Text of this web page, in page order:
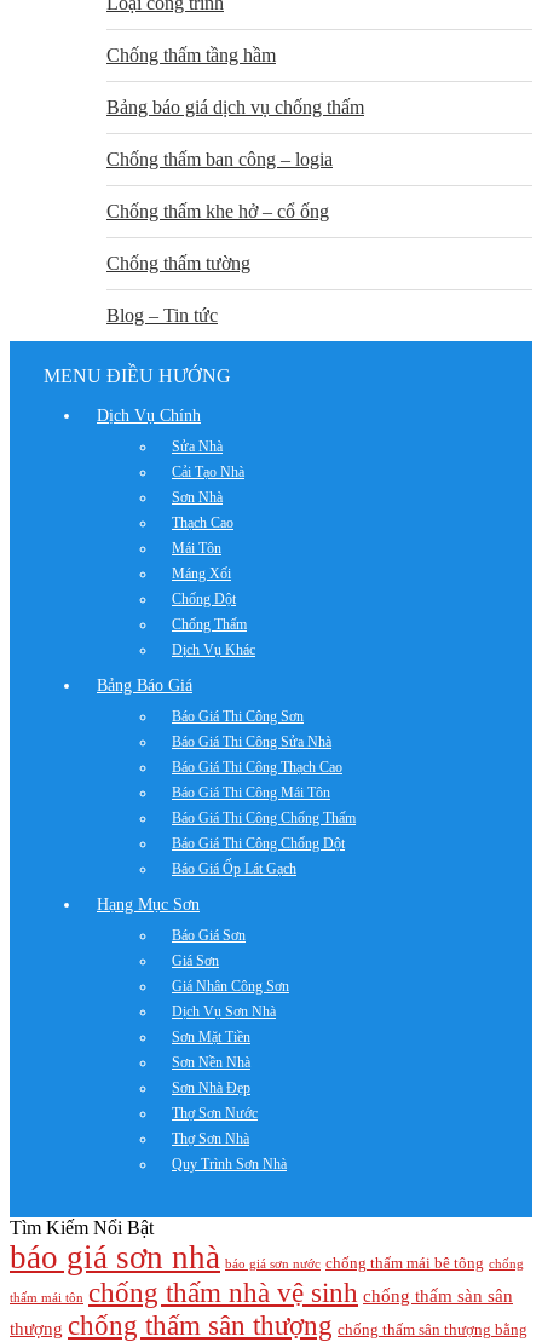
Chống thấm tầng hầm
Bảng báo giá dịch vụ chống thấm
Chống thấm ban công – logia
Chống thấm khe hở – cổ ống
Chống thấm tường
Blog – Tin tức
MENU ĐIỀU HƯỚNG
Dịch Vụ Chính
Sửa Nhà
Cải Tạo Nhà
Sơn Nhà
Thạch Cao
Mái Tôn
Máng Xối
Chống Dột
Chống Thấm
Dịch Vụ Khác
Bảng Báo Giá
Báo Giá Thi Công Sơn
Báo Giá Thi Công Sửa Nhà
Báo Giá Thi Công Thạch Cao
Báo Giá Thi Công Mái Tôn
Báo Giá Thi Công Chống Thấm
Báo Giá Thi Công Chống Dột
Báo Giá Ốp Lát Gạch
Hạng Mục Sơn
Báo Giá Sơn
Giá Sơn
Giá Nhân Công Sơn
Dịch Vụ Sơn Nhà
Sơn Mặt Tiền
Sơn Nền Nhà
Sơn Nhà Đẹp
Thợ Sơn Nước
Thợ Sơn Nhà
Quy Trình Sơn Nhà
Tìm Kiếm Nổi Bật
báo giá sơn nhà báo giá sơn nước chống thấm mái bê tông chống
thấm mái tôn chống thấm nhà vệ sinh chống thấm sàn sân
thượng chống thấm sân thượng chống thấm sân thượng bằng